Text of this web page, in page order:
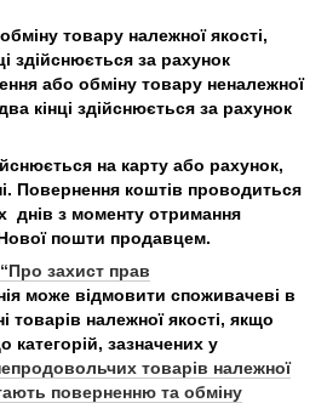
товару належної якості,
здійснюється за рахунок
або обміну товару неналежної
кінці здійснюється за рахунок
на карту або рахунок,
Повернення коштів проводиться
днів з моменту отримання
пошти продавцем.
“Про захист прав
може відмовити споживачеві в
товарів належної якості, якщо
категорій, зазначених у
товарів належної
поверненню та обміну